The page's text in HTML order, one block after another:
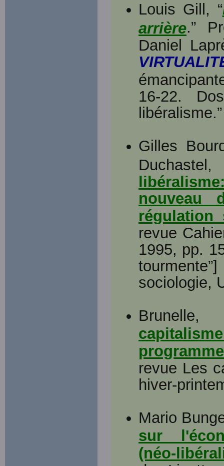
Louis Gill, “
arrière.”
Daniel
16-22.
libéralisme.”
Gilles
Duchastel,
nouveau
régulation
revue
1995, pp.
sociologie,
revue Les
hiver-
Mario
sur
(néo-